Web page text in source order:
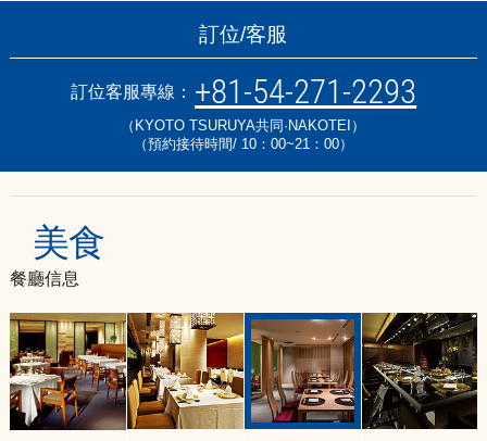
訂位/客服
訂位客服專線： +81-54-271-2293
（KYOTO TSURUYA共同·NAKOTEI）
（預約接待時間/ 10：00~21：00）
美食
餐廳信息